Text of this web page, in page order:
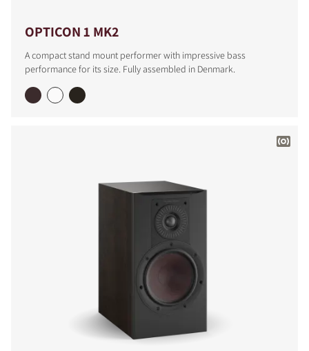
OPTICON 1 MK2
A compact stand mount performer with impressive bass
performance for its size. Fully assembled in Denmark.